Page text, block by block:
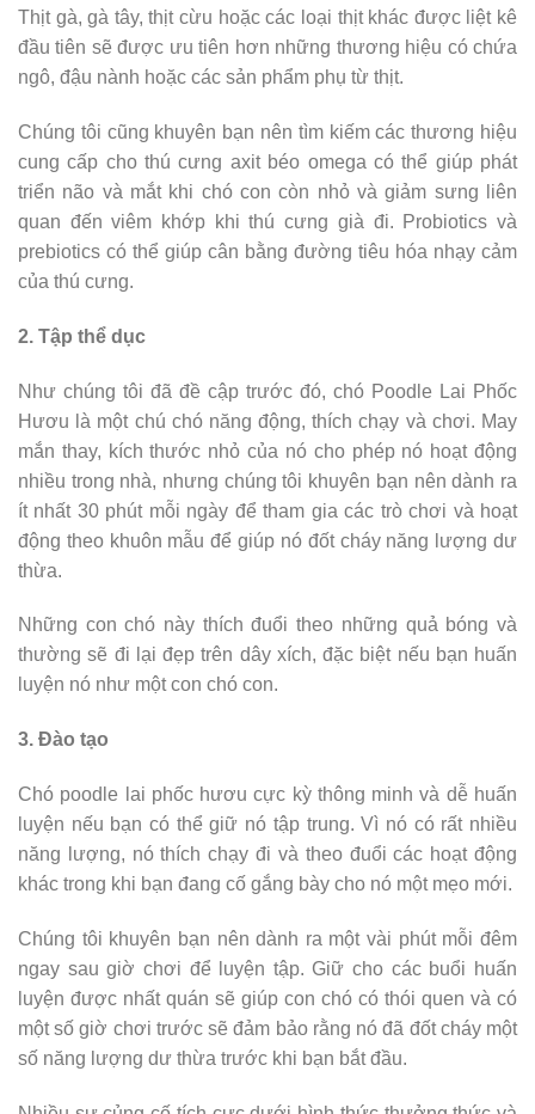
Thịt gà, gà tây, thịt cừu hoặc các loại thịt khác được liệt kê
đầu tiên sẽ được ưu tiên hơn những thương hiệu có chứa
ngô, đậu nành hoặc các sản phẩm phụ từ thịt.
Chúng tôi cũng khuyên bạn nên tìm kiếm các thương hiệu
cung cấp cho thú cưng axit béo omega có thể giúp phát
triển não và mắt khi chó con còn nhỏ và giảm sưng liên
quan đến viêm khớp khi thú cưng già đi. Probiotics và
prebiotics có thể giúp cân bằng đường tiêu hóa nhạy cảm
của thú cưng.
2. Tập thể dục
Như chúng tôi đã đề cập trước đó, chó Poodle Lai Phốc
Hươu là một chú chó năng động, thích chạy và chơi. May
mắn thay, kích thước nhỏ của nó cho phép nó hoạt động
nhiều trong nhà, nhưng chúng tôi khuyên bạn nên dành ra
ít nhất 30 phút mỗi ngày để tham gia các trò chơi và hoạt
động theo khuôn mẫu để giúp nó đốt cháy năng lượng dư
thừa.
Những con chó này thích đuổi theo những quả bóng và
thường sẽ đi lại đẹp trên dây xích, đặc biệt nếu bạn huấn
luyện nó như một con chó con.
3. Đào tạo
Chó poodle lai phốc hươu cực kỳ thông minh và dễ huấn
luyện nếu bạn có thể giữ nó tập trung. Vì nó có rất nhiều
năng lượng, nó thích chạy đi và theo đuổi các hoạt động
khác trong khi bạn đang cố gắng bày cho nó một mẹo mới.
Chúng tôi khuyên bạn nên dành ra một vài phút mỗi đêm
ngay sau giờ chơi để luyện tập. Giữ cho các buổi huấn
luyện được nhất quán sẽ giúp con chó có thói quen và có
một số giờ chơi trước sẽ đảm bảo rằng nó đã đốt cháy một
số năng lượng dư thừa trước khi bạn bắt đầu.